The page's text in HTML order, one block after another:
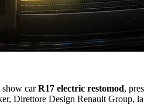
carR17 electric restomod,
Direttore Design Renault Group,